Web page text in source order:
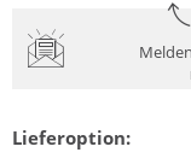
Lieferoption: